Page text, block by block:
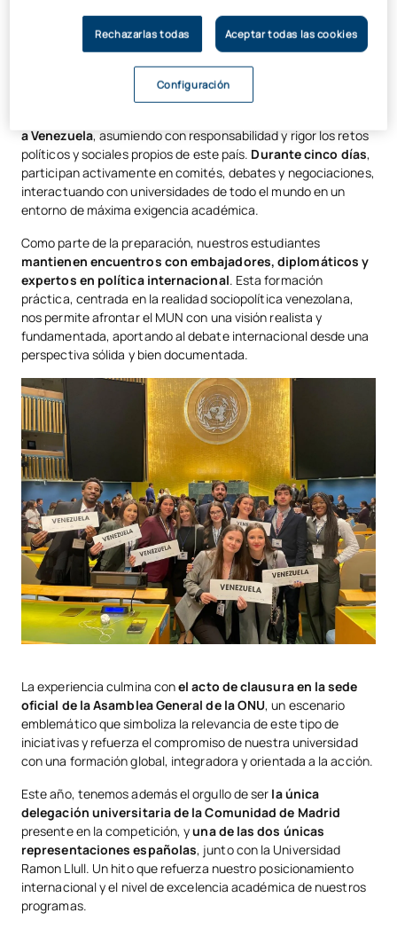
generaciones de líderes globales ponen en práctica sus
conocimientos y habilidades diplomáticas.
En esta edición, nuestro equipo, formado por diez estudiantes
del Grado en Relaciones Internacionales tanto de la
a Venezuela, asumiendo con responsabilidad y rigor los retos
políticos y sociales propios de este país. Durante cinco días,
participan activamente en comités, debates y negociaciones,
interactuando con universidades de todo el mundo en un
entorno de máxima exigencia académica.
Como parte de la preparación, nuestros estudiantes
mantienen encuentros con embajadores, diplomáticos y
expertos en política internacional. Esta formación
práctica, centrada en la realidad sociopolítica venezolana,
nos permite afrontar el MUN con una visión realista y
fundamentada, aportando al debate internacional desde una
perspectiva sólida y bien documentada.
La experiencia culmina conel acto de clausura en la sede
oficial de la Asamblea General de la ONU, un escenario
emblemático que simboliza la relevancia de este tipo de
iniciativas y refuerza el compromiso de nuestra universidad
con una formación global, integradora y orientada a la acción.
Este año, tenemos además el orgullo de ser la única
delegación universitaria de la Comunidad de Madrid
presente en la competición, yuna de las dos únicas
representaciones españolas, junto con la Universidad
Ramon Llull. Un hito que refuerza nuestro posicionamiento
internacional y el nivel de excelencia académica de nuestros
programas.
Rechazarlas todas Aceptar todas las cookies
Configuración